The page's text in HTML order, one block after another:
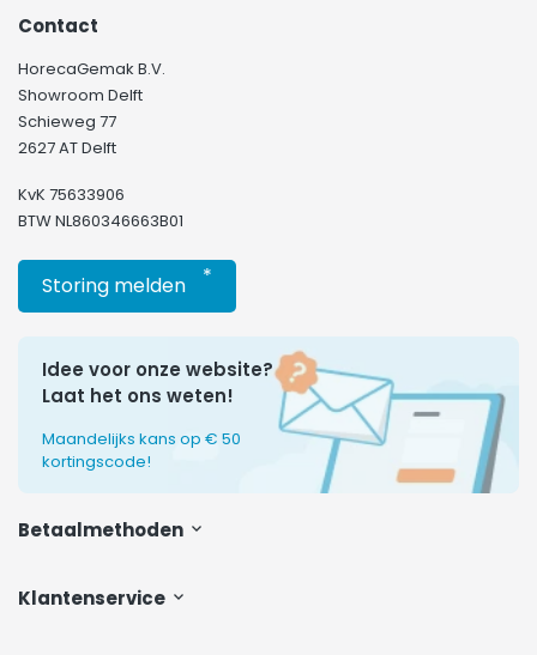
Klantenservice
Contact
HorecaGemak B.V.
Showroom Delft
Schieweg 77
2627 AT Delft
KvK 75633906
BTW NL860346663B01
Storing melden *
Idee voor onze website?
Laat het ons weten!
Maandelijks kans op € 50
kortingscode!
Betaalmethoden